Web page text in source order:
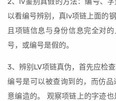
以看编号辨别，真lv项链上面的
且项链信息与身份信息完全对
号，或编号是假的。
3、辨别LV项链真伪，首先应检
编号是可以被查询到的，而仿
意编造的。 观察项链上的字迹